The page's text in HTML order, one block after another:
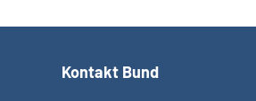
Kontakt Bund